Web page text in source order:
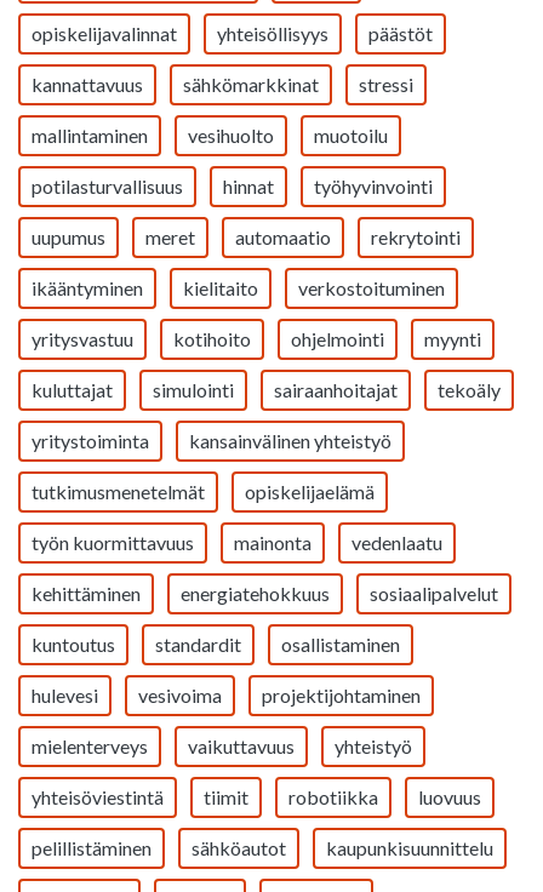
opiskelijavalinnat yhteisöllisyys päästöt
kannattavuus sähkömarkkinat stressi
mallintaminen vesihuolto muotoilu
potilasturvallisuus hinnat työhyvinvointi
uupumus meret automaatio rekrytointi
ikääntyminen kielitaito verkostoituminen
yritysvastuu kotihoito ohjelmointi myynti
kuluttajat simulointi sairaanhoitajat tekoäly
yritystoiminta kansainvälinen yhteistyö
tutkimusmenetelmät opiskelijaelämä
työn kuormittavuus mainonta vedenlaatu
kehittäminen energiatehokkuus sosiaalipalvelut
kuntoutus standardit osallistaminen
hulevesi vesivoima projektijohtaminen
mielenterveys vaikuttavuus yhteistyö
yhteisöviestintä tiimit robotiikka luovuus
pelillistäminen sähköautot kaupunkisuunnittelu